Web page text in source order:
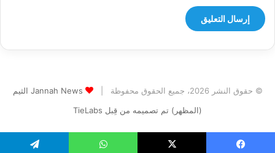
© حقوق النشر 2026، جميع الحقوق محفوظة |
Jannah News الثيم
(المظهر) تم تصميمه من قِبل TieLabs